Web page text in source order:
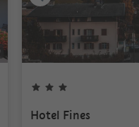
Hotel Fines